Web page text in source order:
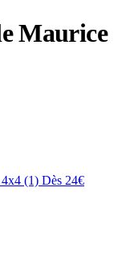
Maurice
4x4 (1) Dès 24€